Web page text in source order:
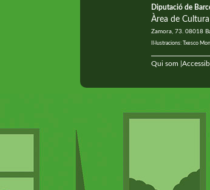
Diputació de
Àrea de
Zamora, 73. 08018
Il·lustracions: Txesco
Qui som